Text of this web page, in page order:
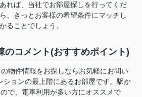
れば、当社でお部屋探しを行ってくだ
、きっとお客様の希望条件にマッチし
ることでしょう。
のコメント(おすすめポイント)
の物件情報をお探しならお気軽にお問い
ションの最上階にあるお部屋です。駅か
で、電車利用が多い方にオススメで